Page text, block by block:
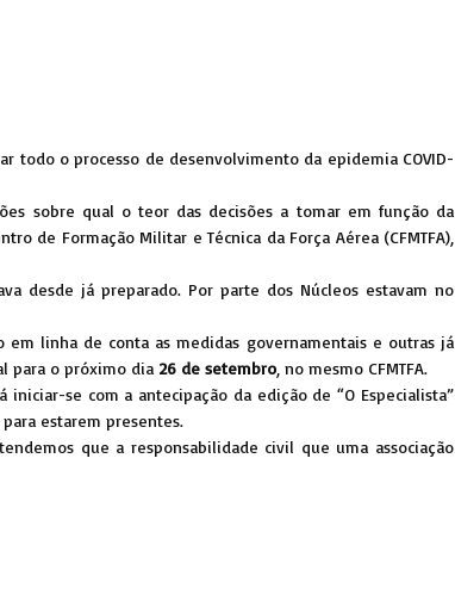
todo o processo de desenvolvimento da epidemia COVID-
sobre qual o teor das decisões a tomar em função da
de Formação Militar e Técnica da Força Aérea (CFMTFA),
desde já preparado. Por parte dos Núcleos estavam no
linha de conta as medidas governamentais e outras já
para o próximo dia 26 de setembro , no mesmo CFMTFA.
se com a antecipação da edição de “O Especialista”
estarem presentes.
que a responsabilidade civil que uma associação